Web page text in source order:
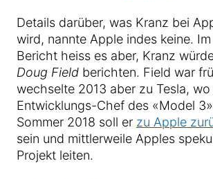
Details darüber, was Kranz bei
wird, nannte Apple indes keine.
Bericht heiss es aber, Kranz
Doug Field berichten. Field war
wechselte 2013 aber zu Tesla, wo
Entwicklungs-Chef des «Model
Sommer 2018 soll er zu Apple
sein und mittlerweile Apples
Projekt leiten.